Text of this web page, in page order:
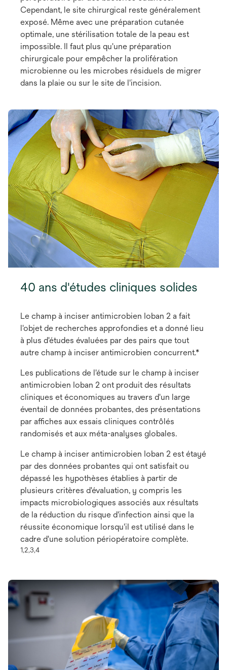
Cependant, le site chirurgical reste généralement
exposé. Même avec une préparation cutanée
optimale, une stérilisation totale de la peau est
impossible. Il faut plus qu'une préparation
chirurgicale pour empêcher la prolifération
microbienne ou les microbes résiduels de migrer
dans la plaie ou sur le site de l'incision.
40 ans d'études cliniques solides
Le champ à inciser antimicrobien Ioban 2 a fait
l'objet de recherches approfondies et a donné lieu
à plus d'études évaluées par des pairs que tout
autre champ à inciser antimicrobien concurrent.*
Les publications de l'étude sur le champ à inciser
antimicrobien Ioban 2 ont produit des résultats
cliniques et économiques au travers d'un large
éventail de données probantes, des présentations
par affiches aux essais cliniques contrôlés
randomisés et aux méta-analyses globales.
Le champ à inciser antimicrobien Ioban 2 est étayé
par des données probantes qui ont satisfait ou
dépassé les hypothèses établies à partir de
plusieurs critères d'évaluation, y compris les
impacts microbiologiques associés aux résultats
de la réduction du risque d'infection ainsi que la
réussite économique lorsqu'il est utilisé dans le
cadre d'une solution périopératoire complète.
1,2,3,4